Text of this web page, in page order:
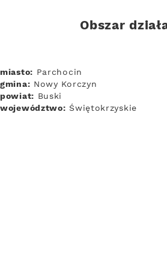
Obszar
miasto: Parchocin
gmina: Nowy Korczyn
powiat: Buski
województwo: Świętokrzyskie